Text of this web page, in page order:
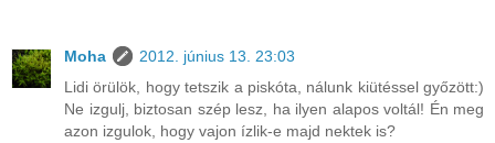
Moha
2012. június 13. 23:03
Lidi örülök, hogy tetszik a piskóta, nálunk kiütéssel győzött:)
Ne izgulj, biztosan szép lesz, ha ilyen alapos voltál! Én meg
azon izgulok, hogy vajon ízlik-e majd nektek is?